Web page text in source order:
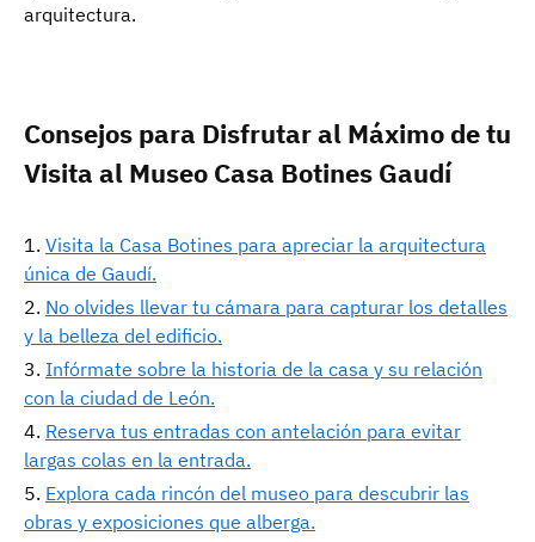
arquitectura.
Consejos para Disfrutar al Máximo de tu
Visita al Museo Casa Botines Gaudí
Visita la Casa Botines para apreciar la arquitectura
única de Gaudí.
No olvides llevar tu cámara para capturar los detalles
y la belleza del edificio.
Infórmate sobre la historia de la casa y su relación
con la ciudad de León.
Reserva tus entradas con antelación para evitar
largas colas en la entrada.
Explora cada rincón del museo para descubrir las
obras y exposiciones que alberga.